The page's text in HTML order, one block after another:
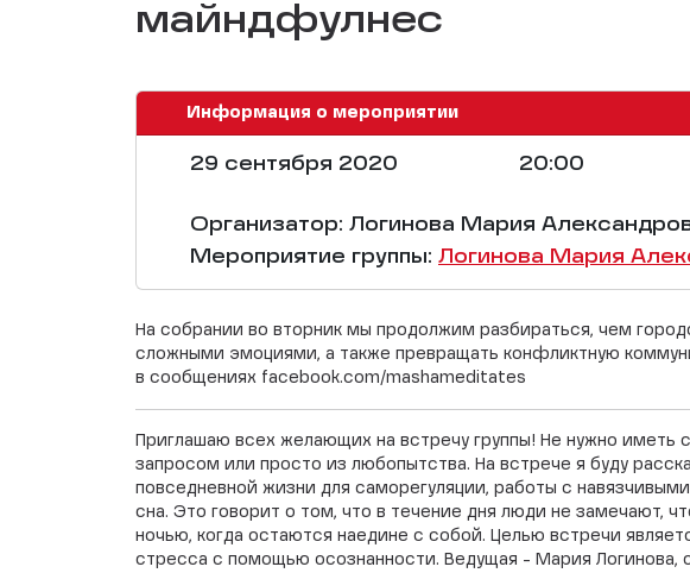
майндфулнес
Информация о мероприятии
29 сентября 2020 20:00
Организатор: Логинова Мария
Мероприятие группы: Логинова Мария
На собрании во вторник мы продолжим разбираться, чем
сложными эмоциями, а также превращать конфликтную
в сообщениях facebook.com/mashameditates
Приглашаю всех желающих на встречу группы! Не нужно иметь
запросом или просто из любопытства. На встрече я буду
повседневной жизни для саморегуляции, работы с
сна. Это говорит о том, что в течение дня люди не замечают,
ночью, когда остаются наедине с собой. Целью встречи
стресса с помощью осознанности. Ведущая - Мария Логинова,